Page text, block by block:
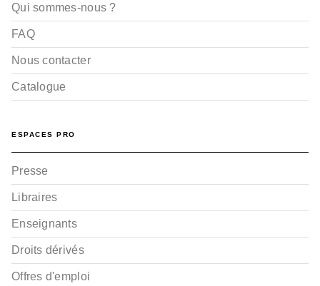
Qui sommes-nous ?
FAQ
Nous contacter
Catalogue
ESPACES PRO
Presse
Libraires
Enseignants
Droits dérivés
Offres d'emploi